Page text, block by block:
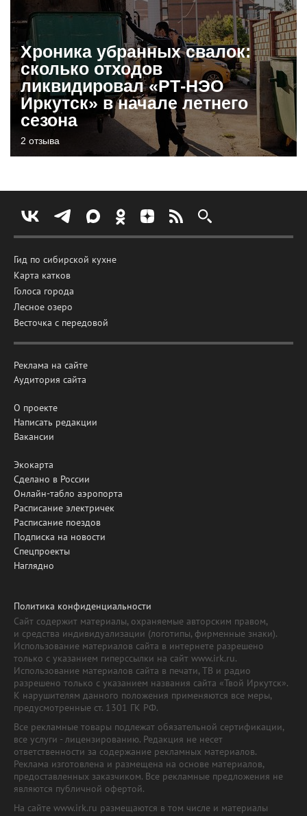
Хроника убранных свалок:
сколько отходов
ликвидировал «РТ-НЭО
Иркутск» в начале летнего
сезона
2 отзыва
Гид по сибирской кухне
Карта катков
Голоса города
Лесное озеро
Весточка с передовой
Реклама на сайте
Аудитория сайта
О проекте
Написать редакции
Вакансии
Экокарта
Сделано в России
Онлайн-табло аэропорта
Расписание электричек
Расписание поездов
Подписка на новости
Спецпроекты
Наглядно
Политика конфиденциальности
Сайт содержит материалы, охраняемые авторским правом,
и средства индивидуализации (логотипы, фирменные знаки).
Использование материалов сайта в интернете разрешено
только с указанием гиперссылки на сайт www.irk.ru.
Использование материалов сайта в печати, ТВ и радио
разрешено только с указанием названия сайта «Твой Иркутск».
К нарушителям данного положения применяются все меры,
предусмотренные ст. 1301 ГК РФ.
Все рекламные товары подлежат обязательной сертификации,
все услуги - лицензированию. Редакция не несет
ответственности за содержание рекламных материалов.
Реклама изготовлена и размещена на основе материалов,
предоставленных заказчиком. Все рекламные предложения не
являются публичной офертой.
На сайте www.irk.ru размещаются в том числе и материалы